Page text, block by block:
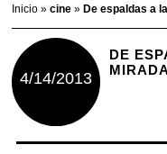
Inicio»cine» De espaldas a
4/14/2013
DE